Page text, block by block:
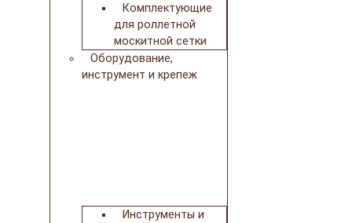
Комплектующие
для роллетной
москитной сетки
Оборудование,
инструмент и крепеж
Инструменты и